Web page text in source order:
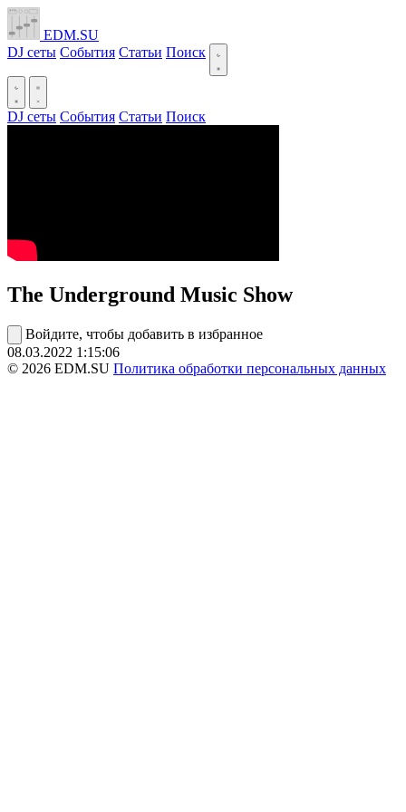
EDM.SU
DJ сеты События Статьи Поиск
DJ сеты События Статьи Поиск
The Underground Music Show
Войдите, чтобы добавить в избранное
08.03.2022 1:15:06
© 2026 EDM.SU Политика обработки персональных данных